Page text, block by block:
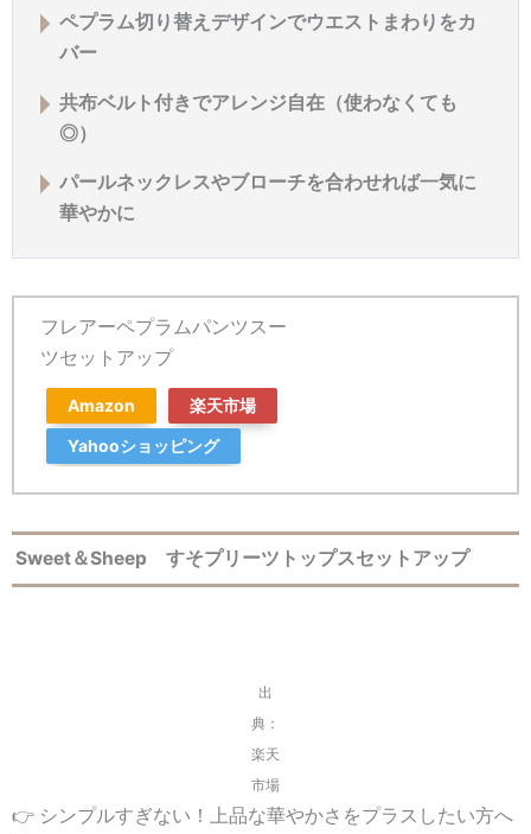
ペプラム切り替えデザインでウエストまわりをカ
バー
共布ベルト付きでアレンジ自在（使わなくても
◎）
パールネックレスやブローチを合わせれば一気に
華やかに
フレアーペプラムパンツスー
ツセットアップ
Amazon
楽天市場
Yahooショッピング
Sweet＆Sheep すそプリーツトップスセットアップ
出
典：
楽天
市場
👉 シンプルすぎない！上品な華やかさをプラスしたい方へ